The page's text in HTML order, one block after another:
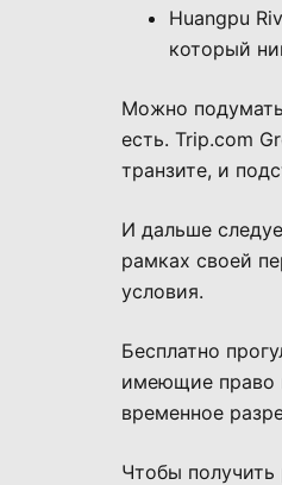
Huangpu
который
Можно
есть. Trip.com
транзите, и
И дальше
рамках своей
условия.
Бесплатно
имеющие право
временное
Чтобы